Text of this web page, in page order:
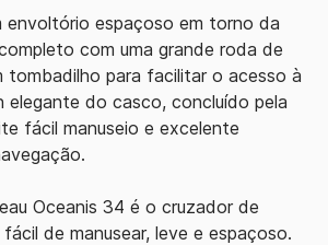
envoltório espaçoso em torno da
com uma grande roda de
tombadilho para facilitar o acesso à
elegante do casco, concluído pela
fácil manuseio e excelente
Oceanis 34 é o cruzador de
de manusear, leve e espaçoso.